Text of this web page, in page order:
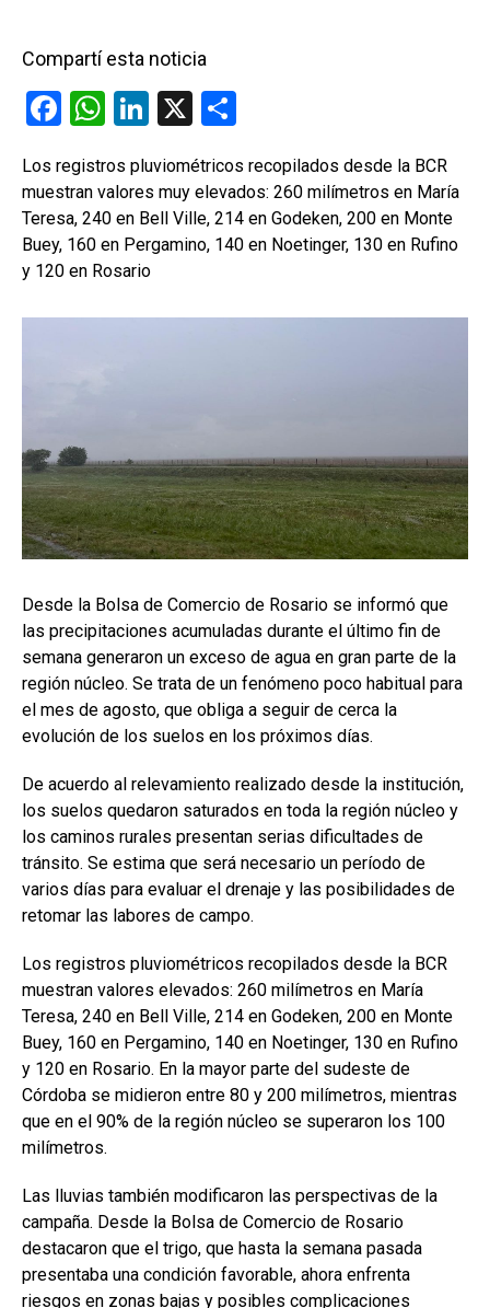
Compartí esta noticia
F
ce
b
o
o
k
W
at
s
A
p
p
Li
ke
dI
n
X
m
p
ar
Los registros pluviométricos recopilados desde la BCR
muestran valores muy elevados: 260 milímetros en María
Teresa, 240 en Bell Ville, 214 en Godeken, 200 en Monte
Buey, 160 en Pergamino, 140 en Noetinger, 130 en Rufino
y 120 en Rosario
Desde la Bolsa de Comercio de Rosario se informó que
las precipitaciones acumuladas durante el último fin de
semana generaron un exceso de agua en gran parte de la
región núcleo. Se trata de un fenómeno poco habitual para
el mes de agosto, que obliga a seguir de cerca la
evolución de los suelos en los próximos días.
De acuerdo al relevamiento realizado desde la institución,
los suelos quedaron saturados en toda la región núcleo y
los caminos rurales presentan serias dificultades de
tránsito. Se estima que será necesario un período de
varios días para evaluar el drenaje y las posibilidades de
retomar las labores de campo.
Los registros pluviométricos recopilados desde la BCR
muestran valores elevados: 260 milímetros en María
Teresa, 240 en Bell Ville, 214 en Godeken, 200 en Monte
Buey, 160 en Pergamino, 140 en Noetinger, 130 en Rufino
y 120 en Rosario. En la mayor parte del sudeste de
Córdoba se midieron entre 80 y 200 milímetros, mientras
que en el 90% de la región núcleo se superaron los 100
milímetros.
Las lluvias también modificaron las perspectivas de la
campaña. Desde la Bolsa de Comercio de Rosario
destacaron que el trigo, que hasta la semana pasada
presentaba una condición favorable, ahora enfrenta
riesgos en zonas bajas y posibles complicaciones